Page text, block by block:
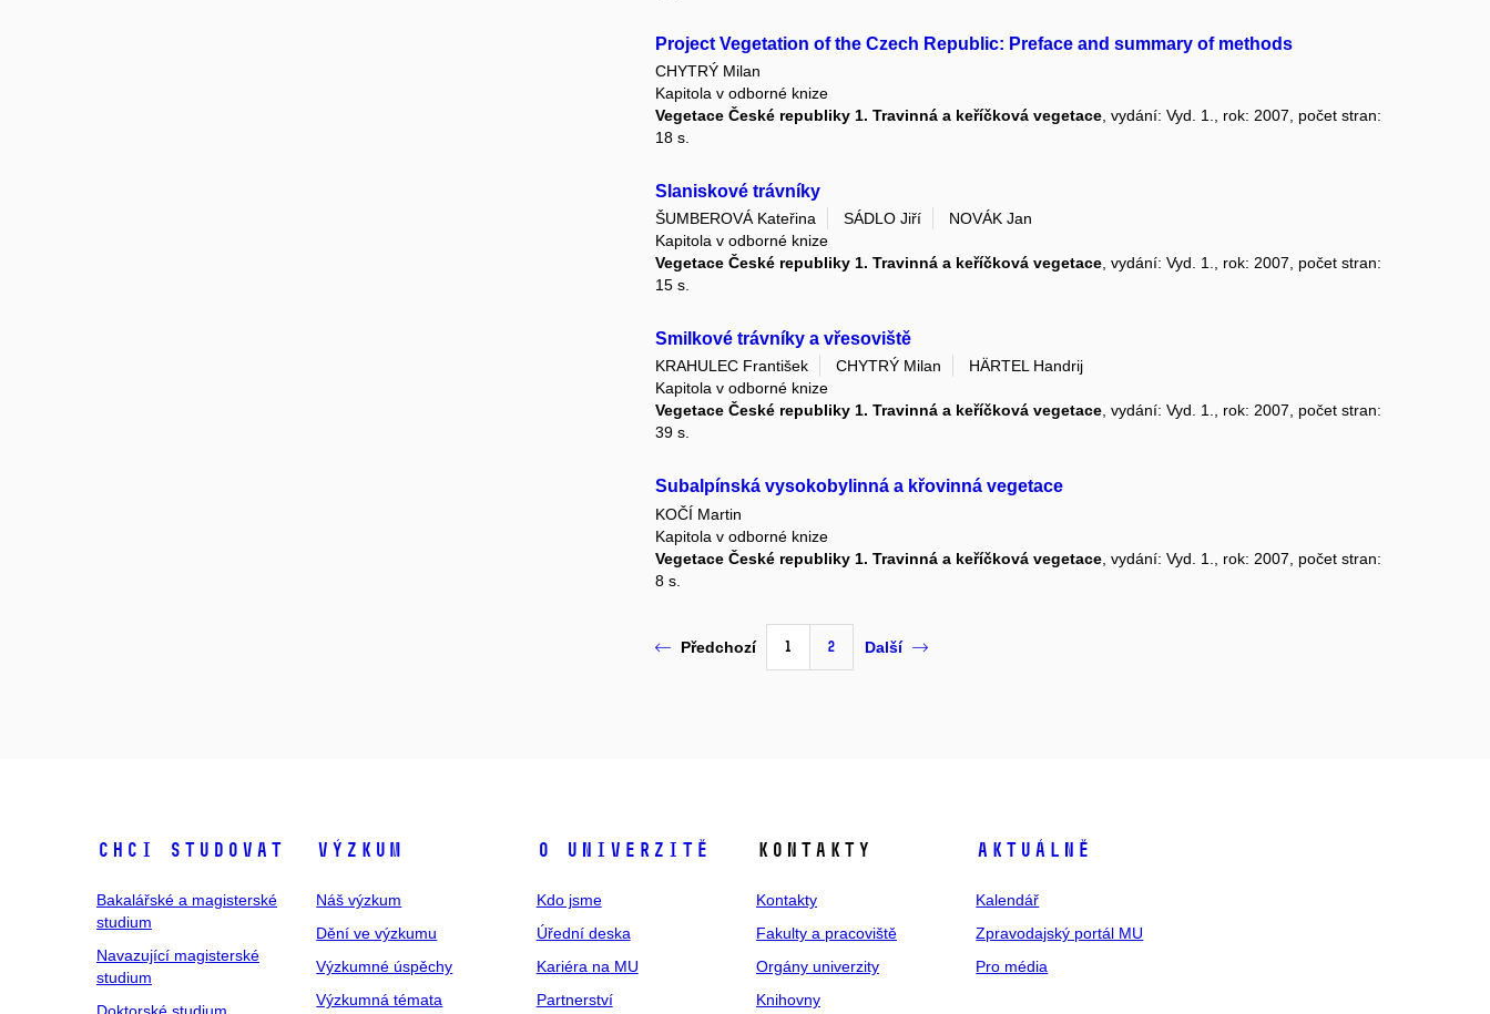
Project Vegetation of the Czech Republic: Preface and summary of methods
CHYTRÝ Milan
Kapitola v odborné knize
Vegetace České republiky 1. Travinná a keříčková vegetace , vydání: Vyd. 1., rok: 2007, počet stran:
18 s.
Slaniskové trávníky
ŠUMBEROVÁ Kateřina SÁDLO Jiří
NOVÁK Jan
Kapitola v odborné knize
Vegetace České republiky 1. Travinná a keříčková vegetace , vydání: Vyd. 1., rok: 2007, počet stran:
15 s.
Smilkové trávníky a vřesoviště
KRAHULEC František CHYTRÝ Milan
HÄRTEL Handrij
Kapitola v odborné knize
Vegetace České republiky 1. Travinná a keříčková vegetace, vydání: Vyd. 1., rok: 2007, počet stran:
39 s.
Subalpínská vysokobylinná a křovinná vegetace
KOČÍ Martin
Kapitola v odborné knize
Vegetace České republiky 1. Travinná a keříčková vegetace , vydání: Vyd. 1., rok: 2007, počet stran:
8 s.
Předchozí 1 2 Další
Chci studovat
Bakalářské a magisterské
studium
Navazující magisterské
studium
Doktorské studium
Výzkum
Náš výzkum
Dění ve výzkumu
Výzkumné úspěchy
Výzkumná témata
O univerzitě
Kdo jsme
Úřední deska
Kariéra na MU
Partnerství
Kontakty
Kontakty
Fakulty a pracoviště
Orgány univerzity
Knihovny
Aktuálně
Kalendář
Zpravodajský portál MU
Pro média